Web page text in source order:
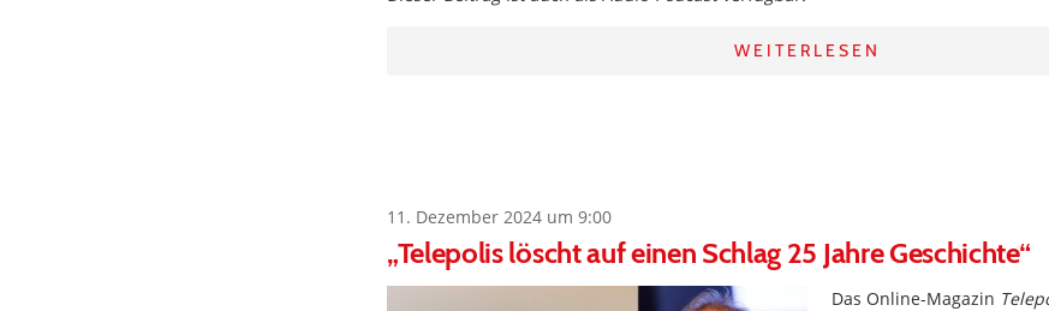
WEITERLESEN
11. Dezember 2024 um 9:00
„Telepolis löscht auf einen Schlag 25 Jahre Geschichte“
Das Online-Magazin